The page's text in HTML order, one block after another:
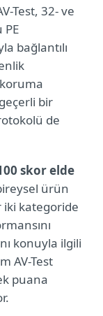
Test, 32- ve
PE
bağlantılı
bir
de
skor elde
ürün
iki kategoride
konuyla ilgili
AV-Test
puana